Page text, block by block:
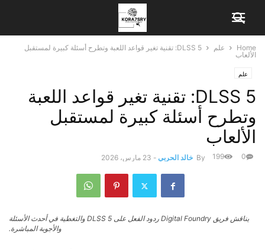
Home علم
DLSS 5: تقنية تغير قواعد اللعبة وتطرح أسئلة كبيرة لمستقبل
الألعاب
علم
DLSS 5: تقنية تغير قواعد اللعبة
وتطرح أسئلة كبيرة لمستقبل
الألعاب
By خالد الحربي - 23 مارس، 2026 0
199
يناقش فريق Digital Foundry ردود الفعل على DLSS 5 والتغطية في أحدث الأسئلة
والأجوبة المباشرة.